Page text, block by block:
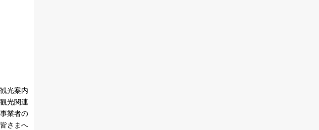
観光案内
観光関連
事業者の
皆さまへ